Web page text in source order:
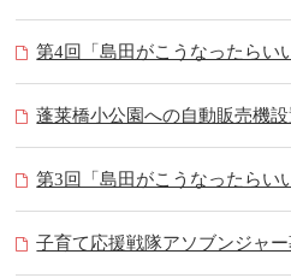
第4回「島田がこうなったらい
蓬莱橋小公園への自動販売機
第3回「島田がこうなったらい
子育て応援戦隊アソブンジャ